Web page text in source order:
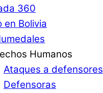
360
en Bolivia
Humanos
Ataques a defensores
Defensoras